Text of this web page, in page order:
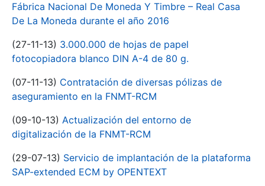
Fábrica Nacional De Moneda Y Timbre – Real Casa
De La Moneda durante el año 2016
(27-11-13) 3.000.000 de hojas de papel
fotocopiadora blanco DIN A-4 de 80 g.
(07-11-13) Contratación de diversas pólizas de
aseguramiento en la FNMT-RCM
(09-10-13) Actualización del entorno de
digitalización de la FNMT-RCM
(29-07-13) Servicio de implantación de la plataforma
SAP-extended ECM by OPENTEXT